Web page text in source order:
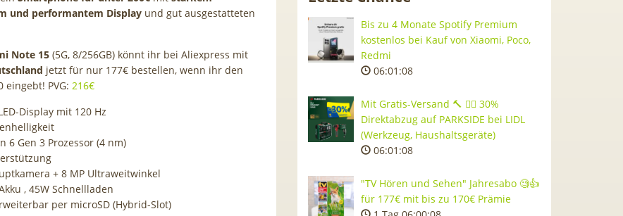
und performantem Display und gut ausgestatteten
Note 15 (5G, 8/256GB) könnt ihr bei Aliexpress mit
jetzt für nur 177€ bestellen, wenn ihr den
eingebt! PVG: 216€
Display mit 120 Hz
6 Gen 3 Prozessor (4 nm)
+ 8 MP Ultraweitwinkel
, 45W Schnellladen
per microSD (Hybrid-Slot)
Bis zu 4 Monate Spotify Premium
kostenlos bei Kauf von Xiaomi, Poco,
Redmi
06:01:07
Mit Gratis-Versand 🔨 👷‍♂️ 30%
Direktabzug auf PARKSIDE bei LIDL
(Werkzeug, Haushaltsgeräte)
06:01:07
"TV Hören und Sehen" Jahresabo 🧐👍
für 177€ mit bis zu 170€ Prämie